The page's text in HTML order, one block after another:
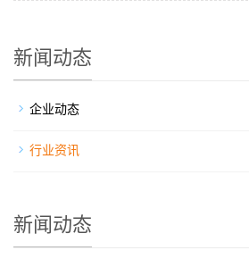
新闻动态
企业动态
行业资讯
新闻动态